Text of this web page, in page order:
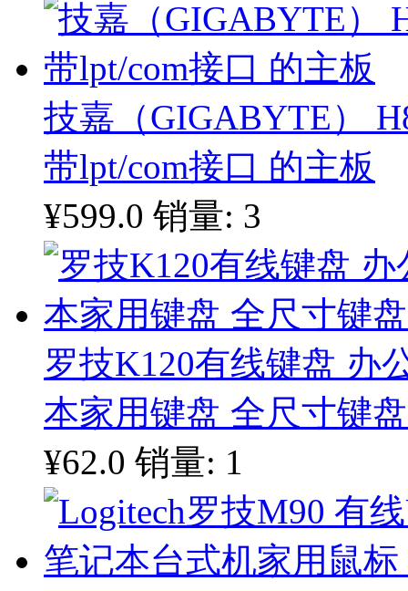
技嘉（GIGABYTE）
带lpt/com接口 的主板
¥599.0 销量: 3
罗技K120有线键盘 办
本家用键盘 全尺寸键
¥62.0 销量: 1